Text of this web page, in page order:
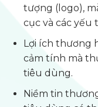
tượng (logo),
cục và các yếu
Lợi ích thương
cảm tính mà
tiêu dùng.
Niềm tin